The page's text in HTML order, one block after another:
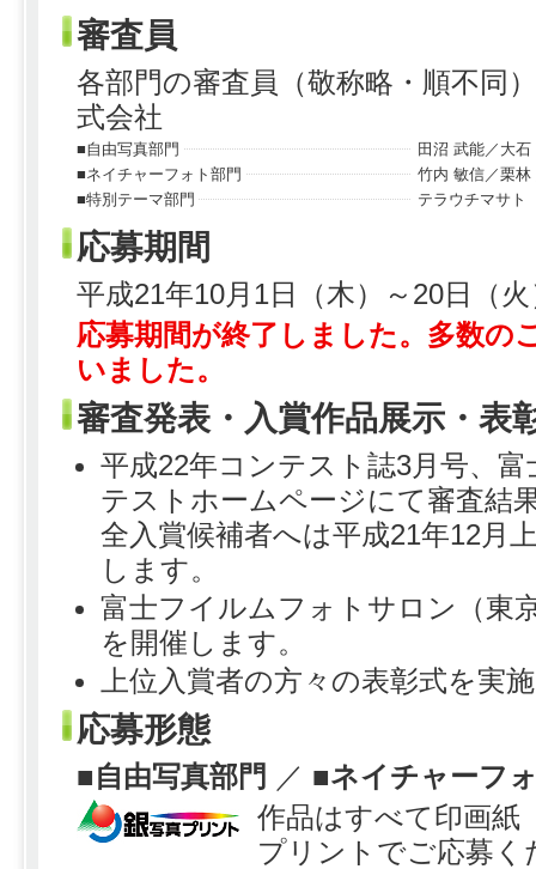
審査員
各部門の審査員（敬称略・順不同
式会社
■自由写真部門
田沼 武能／大石
■ネイチャーフォト部門
竹内 敏信／栗林
■特別テーマ部門
テラウチマサト
応募期間
平成21年10月1日（木）～20日（
応募期間が終了しました。多数の
いました。
審査発表・入賞作品展示・表
平成22年コンテスト誌3月号、
テストホームページにて審査結
全入賞候補者へは平成21年12月
します。
富士フイルムフォトサロン（東
を開催します。
上位入賞者の方々の表彰式を実
応募形態
■自由写真部門 ／ ■ネイチャーフ
作品はすべて印画紙
プリントでご応募く